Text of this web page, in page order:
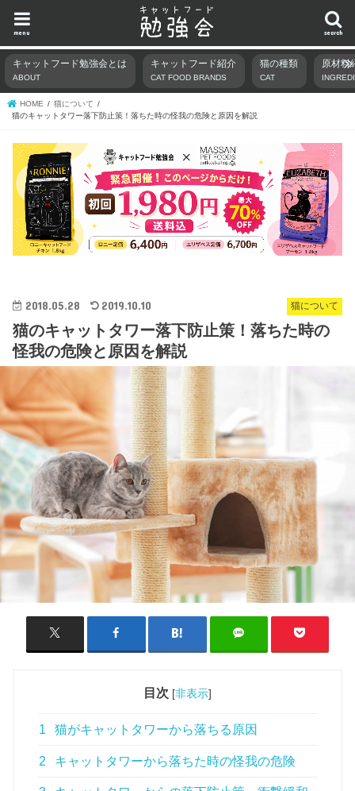
search
menu
キャットフード勉強会とは
ABOUT
キャットフード紹介
CAT FOOD BRANDS
猫の種類
CAT
原材料
HOME
猫について
猫のキャットタワー落下防止策！落ちた時の怪我の危険と原因を解説
猫について
2018.05.28 2019.10.10
猫のキャットタワー落下防止策！落ちた時の
怪我の危険と原因を解説
目次 [非表示]
1 猫がキャットタワーから落ちる原因
2 キャットタワーから落ちた時の怪我の危険